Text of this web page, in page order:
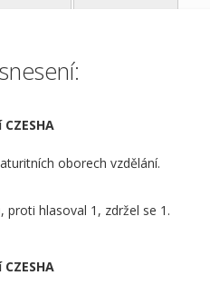
oborech vzdělání.
hlasoval 1, zdržel se 1.